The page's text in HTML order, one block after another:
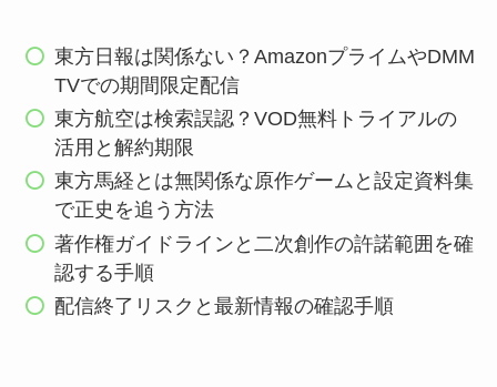
東方日報は関係ない？AmazonプライムやDMM
TVでの期間限定配信
東方航空は検索誤認？VOD無料トライアルの
活用と解約期限
東方馬経とは無関係な原作ゲームと設定資料集
で正史を追う方法
著作権ガイドラインと二次創作の許諾範囲を確
認する手順
配信終了リスクと最新情報の確認手順